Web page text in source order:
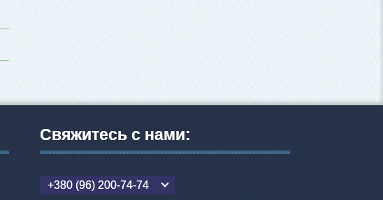
Свяжитесь с нами:
+380 (96) 200-74-74